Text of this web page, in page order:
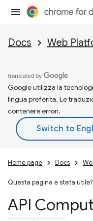
Docs Web
Google utilizza la
lingua preferita. Le
contenere errori.
Home page Docs
Questa pagina è stata utile?
API